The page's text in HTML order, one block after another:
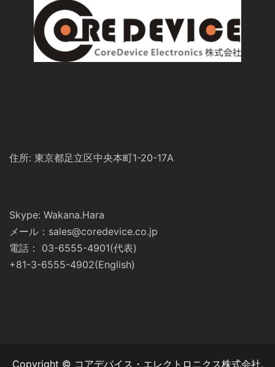
住所: 東京都足立区中央本町1-20-17A
Skype: Wakana.Hara
メール：sales@coredevice.co.jp
電話： 03-6555-4901(代表)
+81-3-6555-4902(English)
Copyright © コアデバイス・エレクトロニクス株式会社.